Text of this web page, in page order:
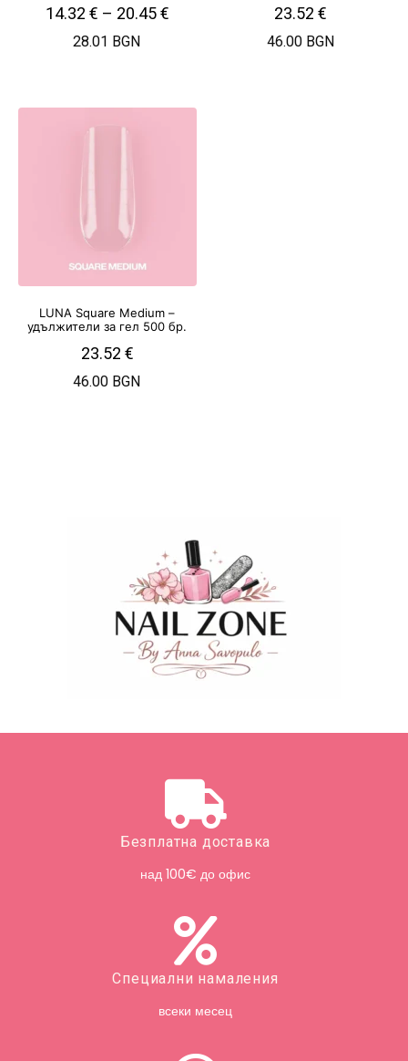
14.32 € – 20.45€
28.01 BGN
23.52€
46.00 BGN
LUNA Square Medium –
удължители за гел 500 бр.
23.52 €
46.00 BGN
Безплатна доставка
над 100€ до офис
Специални намаления
всеки месец